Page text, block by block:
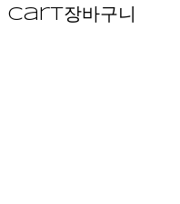
Cart장바구니